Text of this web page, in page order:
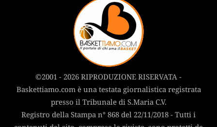
©2001 - 2026 RIPRODUZIONE RISERVATA -
Baskettiamo.com è una testata giornalistica registrata
presso il Tribunale di S.Maria C.V.
Registro della Stampa n° 868 del 22/11/2018 - Tutti i